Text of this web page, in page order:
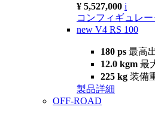
¥ 5,527,000 i
コンフィギュレー
new V4 RS 100
180 ps 最高
12.0 kgm 最
225 kg 装備
製品詳細
OFF-ROAD